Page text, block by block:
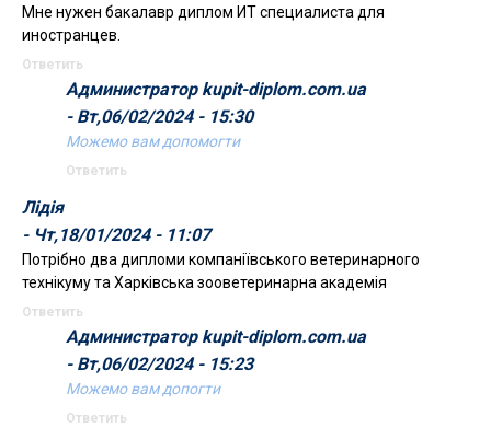
Мне нужен бакалавр диплом ИТ специалиста для
иностранцев.
Ответить
Администратор kupit-diplom.com.ua
- Вт,06/02/2024 - 15:30
Можемо вам допомогти
Ответить
Лідія
- Чт,18/01/2024 - 11:07
Потрібно два дипломи компаніївського ветеринарного
технікуму та Харківська зооветеринарна академія
Ответить
Администратор kupit-diplom.com.ua
- Вт,06/02/2024 - 15:23
Можемо вам допогти
Ответить